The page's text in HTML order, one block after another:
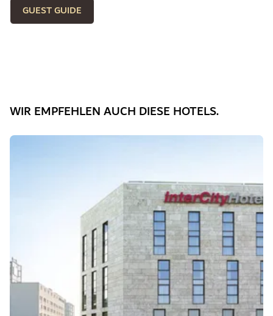
GUEST GUIDE
WIR EMPFEHLEN AUCH DIESE HOTELS.